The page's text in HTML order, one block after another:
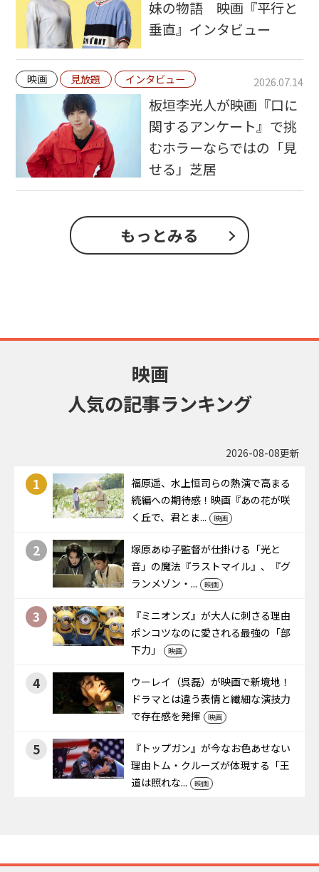
妹の物語 映画『平行と
垂直』インタビュー
映画 見放題 インタビュー 2026.07.14
板垣李光人が映画『口に
関するアンケート』で挑
むホラーならではの「見
せる」芝居
もっとみる
映画
人気の記事ランキング
2026-08-08更新
1
福原遥、水上恒司らの熱演で高まる
続編への期待感！映画『あの花が咲
く丘で、君とま...
映画
2
塚原あゆ子監督が仕掛ける「光と
音」の魔法――『ラストマイル』、『グ
ランメゾン・...
映画
3
『ミニオンズ』が大人に刺さる理由――
ポンコツなのに愛される最強の「部
下力」
映画
4
ウーレイ（呉磊）が映画で新境地！
ドラマとは違う表情と繊細な演技力
で存在感を発揮
映画
5
『トップガン』が今なお色あせない
理由――トム・クルーズが体現する「王
道は照れな...
映画